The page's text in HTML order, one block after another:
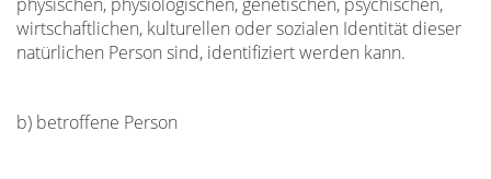
wirtschaftlichen, kulturellen oder sozialen Identität dieser
natürlichen Person sind, identifiziert werden kann.
b) betroffene Person